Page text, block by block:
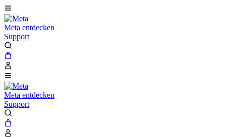
Meta entdecken
Support
Meta entdecken
Support